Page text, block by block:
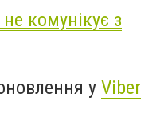
комунікує з
у Viber